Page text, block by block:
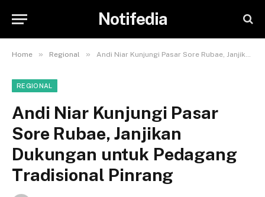
Notifedia
Home » Regional » Andi Niar Kunjungi Pasar Sore Rubae, Janjikan Dukungan untuk Pedagang Tradisional Pinrang
REGIONAL
Andi Niar Kunjungi Pasar
Sore Rubae, Janjikan
Dukungan untuk Pedagang
Tradisional Pinrang